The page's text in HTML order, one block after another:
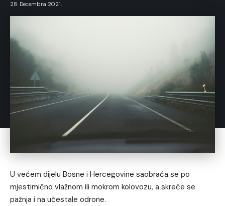
28. Decembra 2021.
U većem dijelu Bosne i Hercegovine saobraća se po
mjestimično vlažnom ili mokrom kolovozu, a skreće se
pažnja i na učestale odrone.